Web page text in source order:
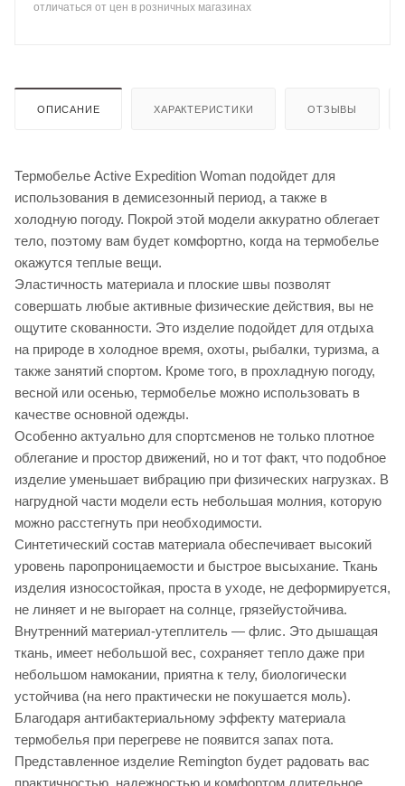
отличаться от цен в розничных магазинах
ОПИСАНИЕ ХАРАКТЕРИСТИКИ ОТЗЫВЫ
Термобелье Active Expedition Woman подойдет для
использования в демисезонный период, а также в
холодную погоду. Покрой этой модели аккуратно облегает
тело, поэтому вам будет комфортно, когда на термобелье
окажутся теплые вещи.
Эластичность материала и плоские швы позволят
совершать любые активные физические действия, вы не
ощутите скованности. Это изделие подойдет для отдыха
на природе в холодное время, охоты, рыбалки, туризма, а
также занятий спортом. Кроме того, в прохладную погоду,
весной или осенью, термобелье можно использовать в
качестве основной одежды.
Особенно актуально для спортсменов не только плотное
облегание и простор движений, но и тот факт, что подобное
изделие уменьшает вибрацию при физических нагрузках. В
нагрудной части модели есть небольшая молния, которую
можно расстегнуть при необходимости.
Синтетический состав материала обеспечивает высокий
уровень паропроницаемости и быстрое высыхание. Ткань
изделия износостойкая, проста в уходе, не деформируется,
не линяет и не выгорает на солнце, грязейустойчива.
Внутренний материал-утеплитель — флис. Это дышащая
ткань, имеет небольшой вес, сохраняет тепло даже при
небольшом намокании, приятна к телу, биологически
устойчива (на него практически не покушается моль).
Благодаря антибактериальному эффекту материала
термобелья при перегреве не появится запах пота.
Представленное изделие Remington будет радовать вас
практичностью, надежностью и комфортом длительное